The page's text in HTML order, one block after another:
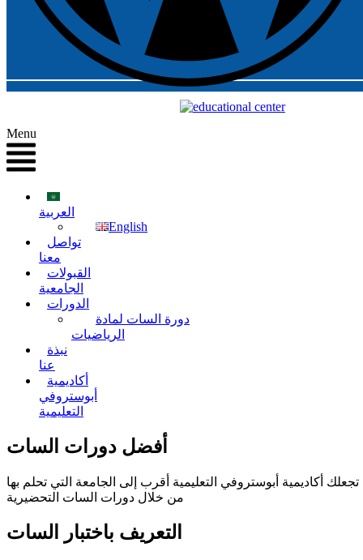
Menu
العربية
English
تواصل
معنا
القبولات
الجامعية
الدورات
دورة السات لمادة
الرياضيات
نبذة
عنا
أكاديمية
أبوستروفي
التعليمية
أفضل دورات السات
تجعلك أكاديمية أبوستروفي التعليمية أقرب إلى الجامعة التي تحلم بها
من خلال دورات السات التحضيرية
التعريف باختبار السات